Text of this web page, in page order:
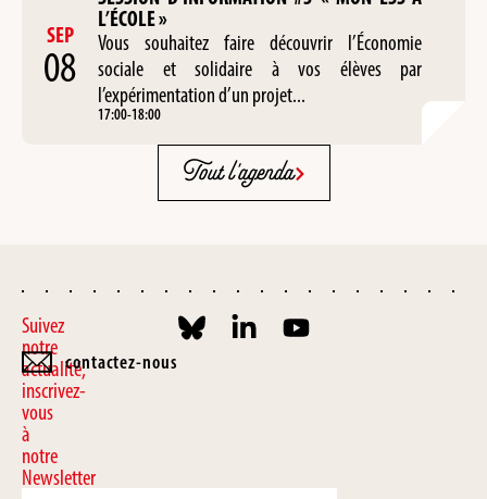
SEP
08
L’ÉCOLE »
Vous souhaitez faire découvrir l’Économie
sociale et solidaire à vos élèves par
l’expérimentation d’un projet...
17:00-18:00
Tout l'agenda
Suivez
notre
actualité,
inscrivez-
vous
à
notre
Newsletter
contactez-nous